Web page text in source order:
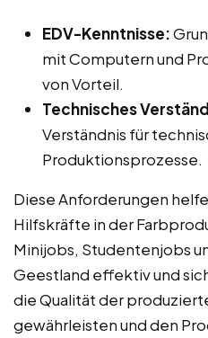
EDV-Kenntnisse:
mit Computern und
von Vorteil.
Technisches
Verständnis für
Produktionsprozesse.
Diese Anforderungen
Hilfskräfte in der
Minijobs, Studentenjobs
Geestland effektiv und
die Qualität der
gewährleisten und den